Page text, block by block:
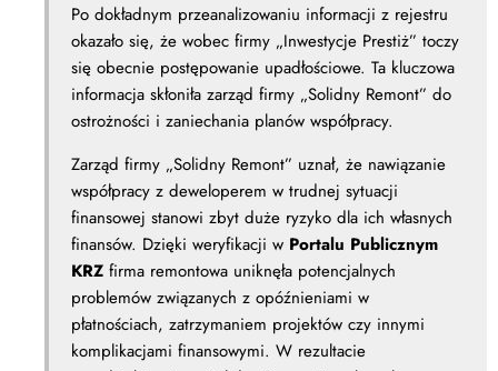
Po dokładnym przeanalizowaniu informacji z rejestru
okazało się, że wobec firmy „Inwestycje Prestiż” toczy
się obecnie postępowanie upadłościowe. Ta kluczowa
informacja skłoniła zarząd firmy „Solidny Remont” do
ostrożności i zaniechania planów współpracy.
Zarząd firmy „Solidny Remont” uznał, że nawiązanie
współpracy z deweloperem w trudnej sytuacji
finansowej stanowi zbyt duże ryzyko dla ich własnych
finansów. Dzięki weryfikacji w Portalu Publicznym
KRZ firma remontowa uniknęła potencjalnych
problemów związanych z opóźnieniami w
płatnościach, zatrzymaniem projektów czy innymi
komplikacjami finansowymi. W rezultacie